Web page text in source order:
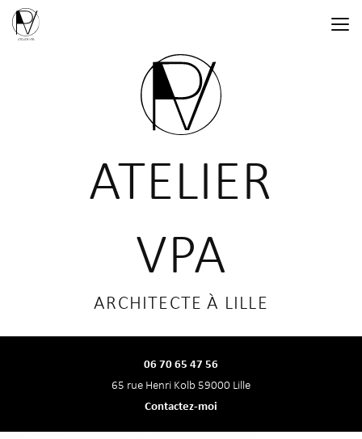
Aller
contenu
ATELIER
VPA
ARCHITECTE À LILLE
06 70 65 47 56
65 rue Henri Kolb 59000 Lille
Contactez-moi